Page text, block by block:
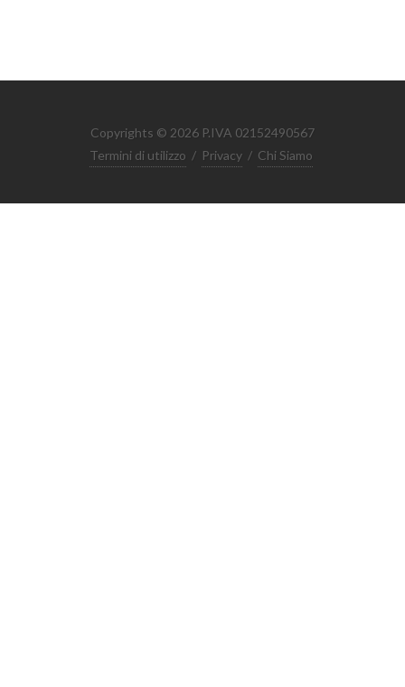
Copyrights © 2026 P.IVA 02152490567
Termini di utilizzo / Privacy / Chi Siamo